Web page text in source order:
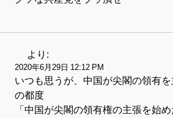
より:
2020年6月29日 12:12 PM
いつも思うが、中国が尖閣の領有
の都度
「中国が尖閣の領有権の主張を始め